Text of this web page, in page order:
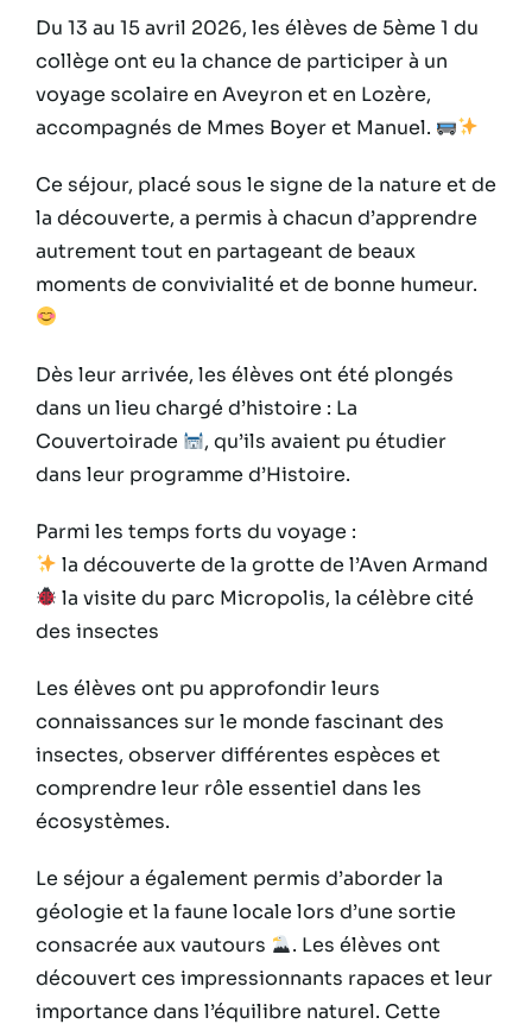
Du 13 au 15 avril 2026, les élèves de 5ème 1 du
collège ont eu la chance de participer à un
voyage scolaire en Aveyron et en Lozère,
accompagnés de Mmes Boyer et Manuel.
Ce séjour, placé sous le signe de la nature et de
la découverte, a permis à chacun d’apprendre
autrement tout en partageant de beaux
moments de convivialité et de bonne humeur.
Dès leur arrivée, les élèves ont été plongés
dans un lieu chargé d’histoire : La
Couvertoirade
, qu’ils avaient pu étudier
dans leur programme d’Histoire.
Parmi les temps forts du voyage :
la découverte de la grotte de l’Aven Armand
la visite du parc Micropolis, la célèbre cité
des insectes
Les élèves ont pu approfondir leurs
connaissances sur le monde fascinant des
insectes, observer différentes espèces et
comprendre leur rôle essentiel dans les
écosystèmes.
Le séjour a également permis d’aborder la
géologie et la faune locale lors d’une sortie
consacrée aux vautours
. Les élèves ont
découvert ces impressionnants rapaces et leur
importance dans l’équilibre naturel. Cette